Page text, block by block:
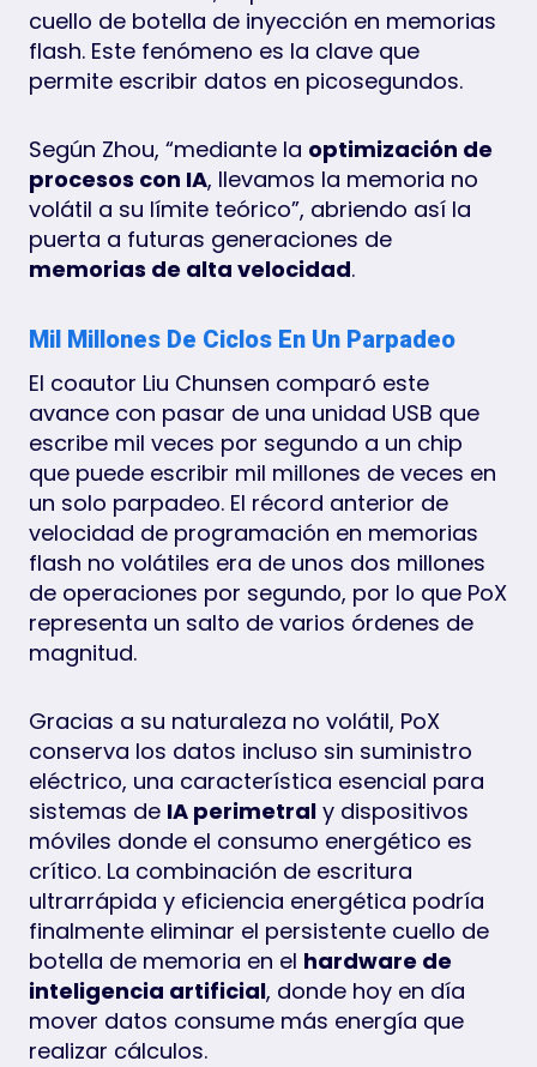
cuello de botella de inyección en memorias
flash. Este fenómeno es la clave que
permite escribir datos en picosegundos.
Según Zhou, “mediante la optimización de
procesos con IA, llevamos la memoria no
volátil a su límite teórico”, abriendo así la
puerta a futuras generaciones de
memorias de alta velocidad.
Mil Millones De Ciclos En Un Parpadeo
El coautor Liu Chunsen comparó este
avance con pasar de una unidad USB que
escribe mil veces por segundo a un chip
que puede escribir mil millones de veces en
un solo parpadeo. El récord anterior de
velocidad de programación en memorias
flash no volátiles era de unos dos millones
de operaciones por segundo, por lo que PoX
representa un salto de varios órdenes de
magnitud.
Gracias a su naturaleza no volátil, PoX
conserva los datos incluso sin suministro
eléctrico, una característica esencial para
sistemas de IA perimetral y dispositivos
móviles donde el consumo energético es
crítico. La combinación de escritura
ultrarrápida y eficiencia energética podría
finalmente eliminar el persistente cuello de
botella de memoria en el hardware de
inteligencia artificial, donde hoy en día
mover datos consume más energía que
realizar cálculos.